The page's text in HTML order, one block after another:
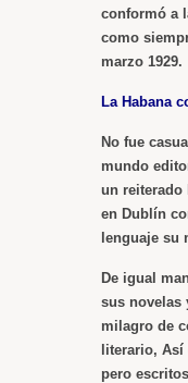
conformó a
como
marzo 1929.
La Habana
No fue
mundo
un reiterado
en Dublín
lenguaje su
De igual
sus novelas
milagro de
literario, Así
pero